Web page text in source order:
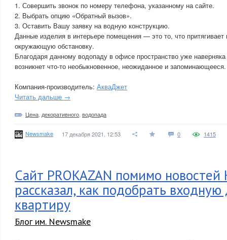
1. Совершить звонок по номеру телефона, указанному на сайте.
2. Выбрать опцию «Обратный вызов».
3. Оставить Вашу заявку на водную конструкцию.
Данные изделия в интерьере помещения — это то, что притягивает
окружающую обстановку.
Благодаря данному водопаду в офисе пространство уже
возникнет что-то необыкновенное, неожиданное и запоминающееся.
Компания-производитель: АкваДжет
Читать дальше →
Цена декоративного водопада
Newsmake 17 декабря 2021, 12:53 0 1415
Сайт PROKAZAN помимо новостей
рассказал, как подобрать входную
квартиру
Блог им. Newsmake